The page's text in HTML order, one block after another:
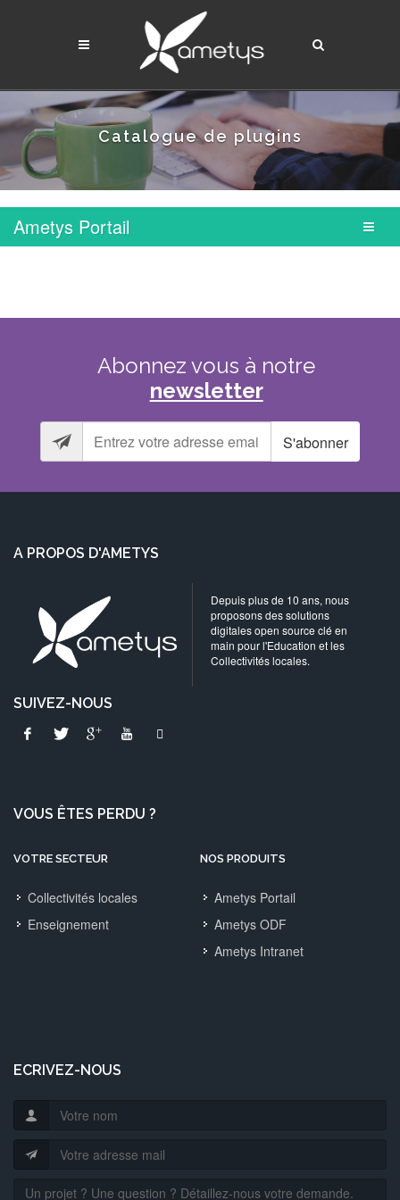
Catalogue de plugins
Ametys Portail
Abonnez vous à notre
newsletter
S'abonner
A PROPOS D'AMETYS
Depuis plus de 10 ans, nous
proposons des solutions
digitales open source clé en
main pour l'Education et les
Collectivités locales.
SUIVEZ-NOUS
VOUS ÊTES PERDU ?
VOTRE SECTEUR
Collectivités locales
Enseignement
NOS PRODUITS
Ametys Portail
Ametys ODF
Ametys Intranet
ECRIVEZ-NOUS